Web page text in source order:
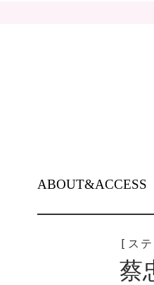
TO
CONTENT
ABOUT&ACCESS
[ス
蔡